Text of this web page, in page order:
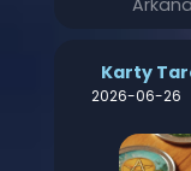
Karty
2026-06-26